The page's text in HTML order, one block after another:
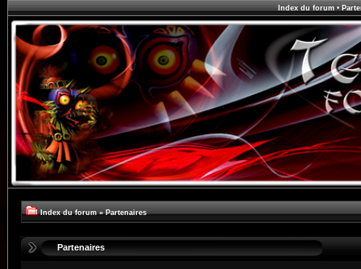
Index du forum•
Index du forum » Partenaires
Partenaires